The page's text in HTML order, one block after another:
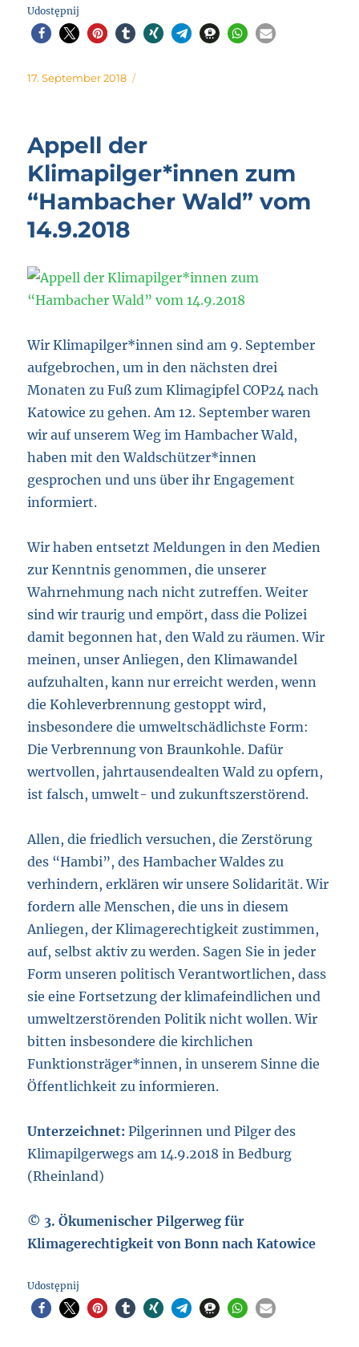
Udostępnij
Posted
17. September 2018
Appell der
Klimapilger*innen zum
“Hambacher Wald” vom
14.9.2018
Wir Klimapilger*innen sind am 9. September
aufgebrochen, um in den nächsten drei
Monaten zu Fuß zum Klimagipfel COP24 nach
Katowice zu gehen. Am 12. September waren
wir auf unserem Weg im Hambacher Wald,
haben mit den Waldschützer*innen
gesprochen und uns über ihr Engagement
informiert.
Wir haben entsetzt Meldungen in den Medien
zur Kenntnis genommen, die unserer
Wahrnehmung nach nicht zutreffen. Weiter
sind wir traurig und empört, dass die Polizei
damit begonnen hat, den Wald zu räumen. Wir
meinen, unser Anliegen, den Klimawandel
aufzuhalten, kann nur erreicht werden, wenn
die Kohleverbrennung gestoppt wird,
insbesondere die umweltschädlichste Form:
Die Verbrennung von Braunkohle. Dafür
wertvollen, jahrtausendealten Wald zu opfern,
ist falsch, umwelt- und zukunftszerstörend.
Allen, die friedlich versuchen, die Zerstörung
des “Hambi”, des Hambacher Waldes zu
verhindern, erklären wir unsere Solidarität. Wir
fordern alle Menschen, die uns in diesem
Anliegen, der Klimagerechtigkeit zustimmen,
auf, selbst aktiv zu werden. Sagen Sie in jeder
Form unseren politisch Verantwortlichen, dass
sie eine Fortsetzung der klimafeindlichen und
umweltzerstörenden Politik nicht wollen. Wir
bitten insbesondere die kirchlichen
Funktionsträger*innen, in unserem Sinne die
Öffentlichkeit zu informieren.
Unterzeichnet: Pilgerinnen und Pilger des
Klimapilgerwegs am 14.9.2018 in Bedburg
(Rheinland)
© 3. Ökumenischer Pilgerweg für
Klimagerechtigkeit von Bonn nach Katowice
Udostępnij